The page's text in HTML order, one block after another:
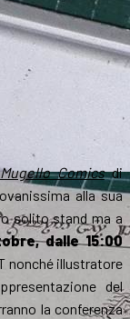
Mugello Comicsdi
alla sua
solito stand ma a
dalle 15:00
nonché illustratore
del
la conferenza